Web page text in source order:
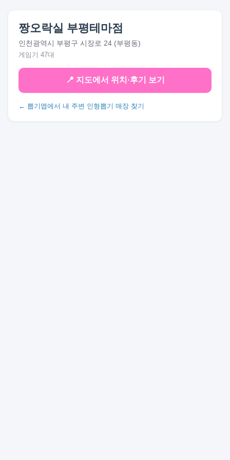
짱오락실 부평테마점
인천광역시 부평구 시장로 24 (부평동)
게임기 47대
📍 지도에서 위치·후기 보기
← 뽑기맵에서 내 주변 인형뽑기 매장 찾기